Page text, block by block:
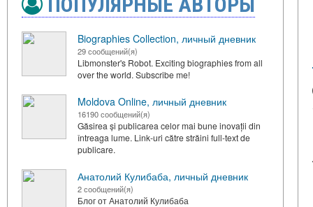
Biographies Collection, личный дневник
29 сообщений(я)
Libmonster's Robot. Exciting biographies from all
over the world. Subscribe me!
Moldova Online, личный дневник
16190 сообщений(я)
Găsirea și publicarea celor mai bune inovații din
întreaga lume. Link-uri către străini full-text de
publicare.
Анатолий Кулибаба, личный дневник
2 сообщений(я)
Блог от Анатолий Кулибаба